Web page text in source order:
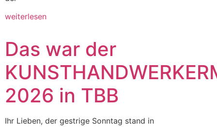
weiterlesen
Das war der
2026 in TBB
Ihr Lieben, der gestrige Sonntag stand in